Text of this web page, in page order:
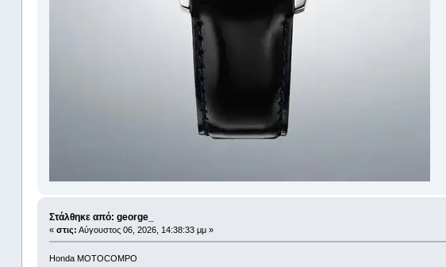
Στάλθηκε από: george_
« στις: Αύγουστος 06, 2026, 14:38:33 μμ »
Honda MOTOCOMPO